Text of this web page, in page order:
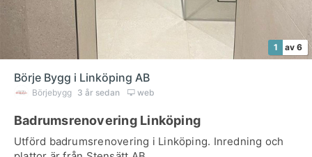
1 av 6
Börje Bygg i Linköping AB
Börjebygg 3 år sedan web
Badrumsrenovering Linköping
Utförd badrumsrenovering i Linköping. Inredning och